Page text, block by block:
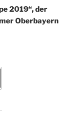
2019“, der
Oberbayern